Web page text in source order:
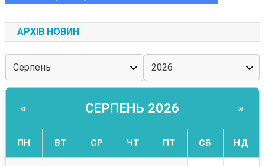
АРХІВ НОВИН
« СЕРПЕНЬ 2026 »
ПН ВТ СР ЧТ ПТ СБ НД